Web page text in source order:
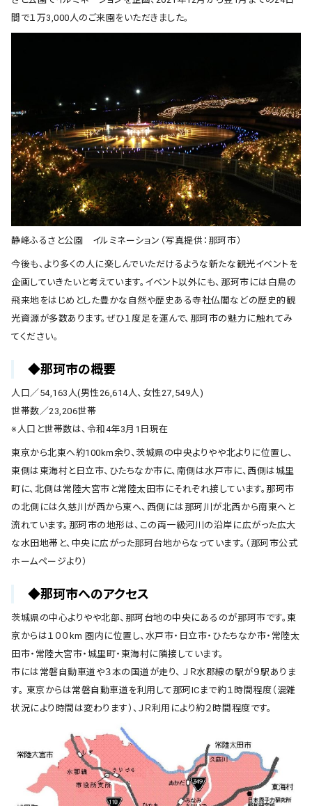
間で１万3,000人のご来園をいただきました。
静峰ふるさと公園 イルミネーション（写真提供：那珂市）
今後も、より多くの人に楽しんでいただけるような新たな観光イベントを
企画していきたいと考えています。イベント以外にも、那珂市には白鳥の
飛来地をはじめとした豊かな自然や歴史ある寺社仏閣などの歴史的観
光資源が多数あります。ぜひ１度足を運んで、那珂市の魅力に触れてみ
てください。
◆那珂市の概要
人口／54,163人(男性26,614人、女性27,549人)
世帯数／23,206世帯
※人口と世帯数は、令和4年3月1日現在
東京から北東へ約100km余り、茨城県の中央よりやや北よりに位置し、
東側は東海村と日立市、ひたちなか市に、南側は水戸市に、西側は城里
町に、北側は常陸大宮市と常陸太田市にそれぞれ接しています。那珂市
の北側には久慈川が西から東へ、西側には那珂川が北西から南東へと
流れています。那珂市の地形は、この両一級河川の沿岸に広がった広大
な水田地帯と、中央に広がった那珂台地からなっています。（那珂市公式
ホームページより）
◆那珂市へのアクセス
茨城県の中心よりやや北部、那珂台地の中央にあるのが那珂市です。東
京からは１００km 圏内に位置し、水戸市・日立市・ひたちなか市・常陸太
田市・常陸大宮市・城里町・東海村に隣接しています。
市には常磐自動車道や３本の国道が走り、 ＪＲ水郡線の駅が９駅ありま
す。 東京からは常磐自動車道を利用して那珂ICまで約１時間程度（混雑
状況により時間は変わります）、ＪＲ利用により約２時間程度です。